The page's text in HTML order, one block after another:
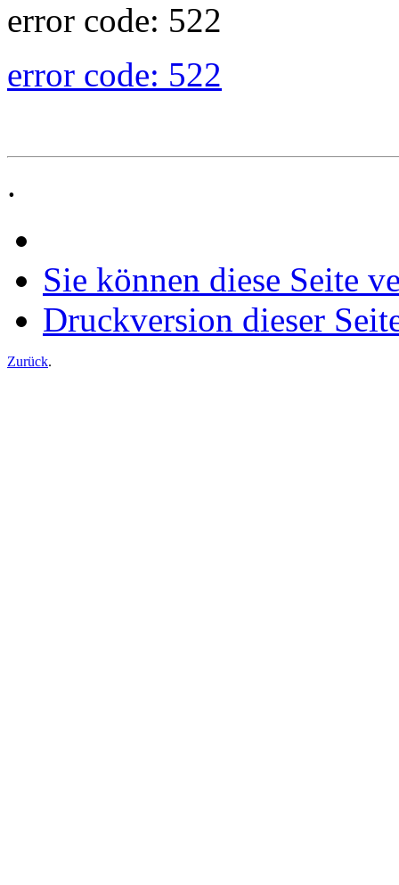
error code: 522
error code: 522
.
Sie können diese Seite
Druckversion dieser
Zurück.